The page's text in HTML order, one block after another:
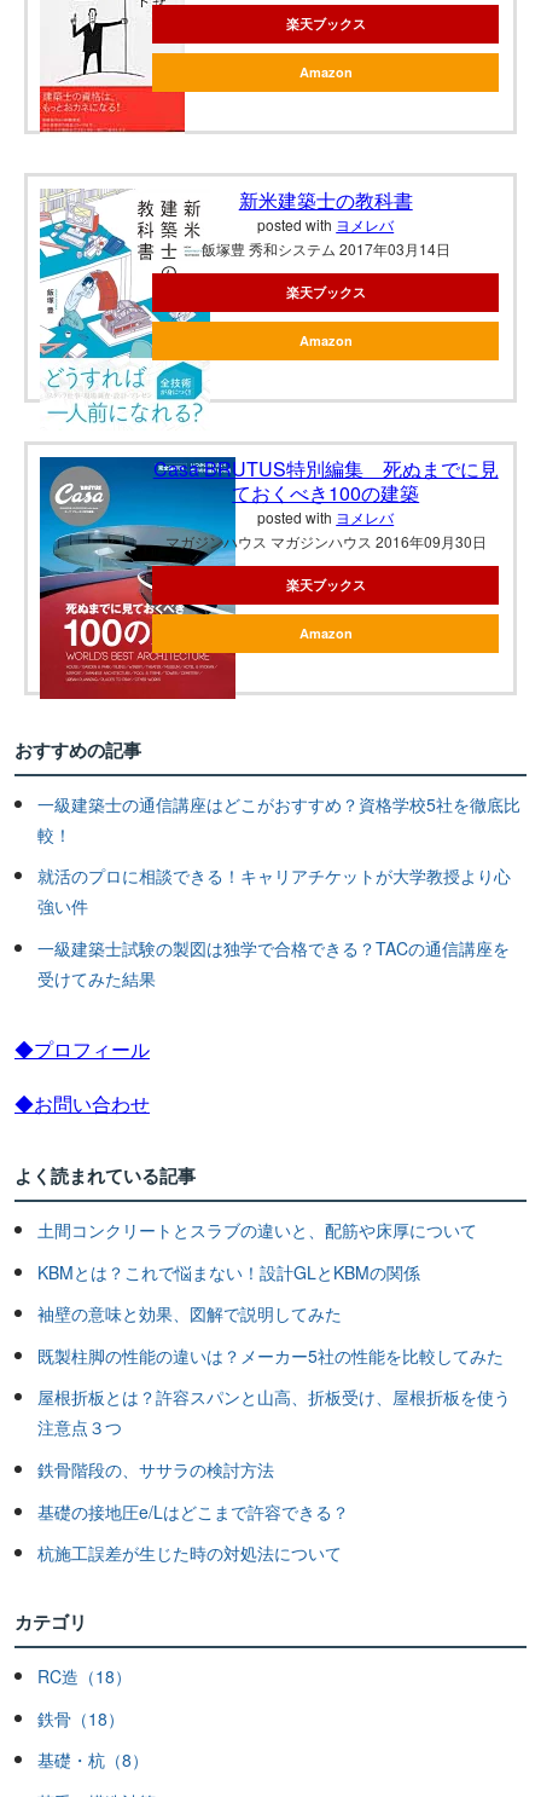
楽天ブックス
Amazon
新米建築士の教科書
posted with ヨメレバ
飯塚豊 秀和システム 2017年03月14日
楽天ブックス
Amazon
Casa BRUTUS特別編集 死ぬまでに見
ておくべき100の建築
posted with ヨメレバ
マガジンハウス マガジンハウス 2016年09月30日
楽天ブックス
Amazon
おすすめの記事
一級建築士の通信講座はどこがおすすめ？資格学校5社を徹底比
較！
就活のプロに相談できる！キャリアチケットが大学教授より心
強い件
一級建築士試験の製図は独学で合格できる？TACの通信講座を
受けてみた結果
◆プロフィール
◆お問い合わせ
よく読まれている記事
土間コンクリートとスラブの違いと、配筋や床厚について
KBMとは？これで悩まない！設計GLとKBMの関係
袖壁の意味と効果、図解で説明してみた
既製柱脚の性能の違いは？メーカー5社の性能を比較してみた
屋根折板とは？許容スパンと山高、折板受け、屋根折板を使う
注意点３つ
鉄骨階段の、ササラの検討方法
基礎の接地圧e/Lはどこまで許容できる？
杭施工誤差が生じた時の対処法について
カテゴリ
RC造（18）
鉄骨（18）
基礎・杭（8）